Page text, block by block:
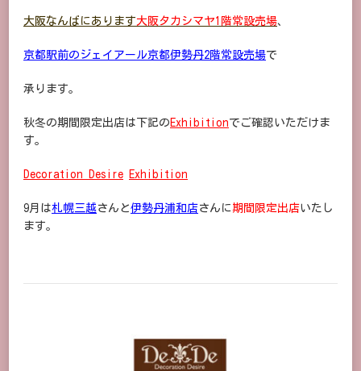
大阪なんばにあります大阪タカシマヤ1階常設売場、
京都駅前のジェイアール京都伊勢丹2階常設売場で
承ります。
秋冬の期間限定出店は下記の Exhibitionでご確認いただけま
す。
Decoration Desire Exhibition
9月は札幌三越さんと伊勢丹浦和店さんに期間限定出店いたし
ます。